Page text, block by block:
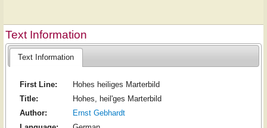
Text Information
Text Information
First Line:
Hohes heiliges Marterbild
Title:
Hohes, heil'ges Marterbild
Author:
Ernst Gebhardt